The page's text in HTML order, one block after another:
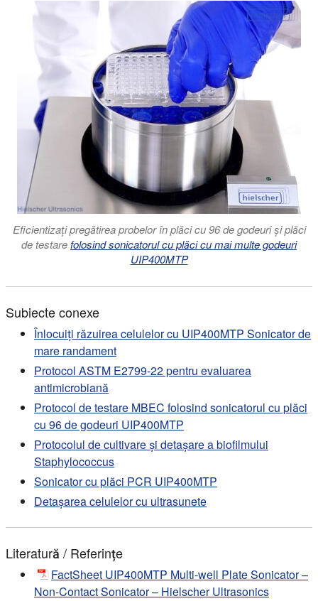
Eficientizați pregătirea probelor în plăci cu 96 de godeuri și plăci
de testarefolosind sonicatorul cu plăci cu mai multe godeuri
UIP400MTP
Subiecte conexe
Înlocuiți răzuirea celulelor cu UIP400MTP Sonicator de
mare randament
Protocol ASTM E2799-22 pentru evaluarea
antimicrobiană
Protocol de testare MBEC folosind sonicatorul cu plăci
cu 96 de godeuri UIP400MTP
Protocolul de cultivare și detașare a biofilmului
Staphylococcus
Sonicator cu plăci PCR UIP400MTP
Detașarea celulelor cu ultrasunete
Literatură / Referințe
FactSheet UIP400MTP Multi-well Plate Sonicator –
Non-Contact Sonicator – Hielscher Ultrasonics